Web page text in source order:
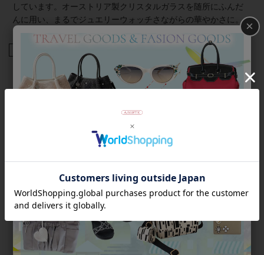
しています。オーストリア製クリスタルガラスを随所にふんだ
んに用い、まるでジュエリーウォッチさながらの華やかさに。
Category
アイテムカテゴリー
×